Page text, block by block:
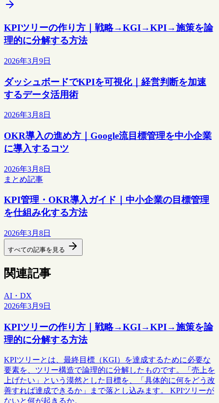
KPIツリーの作り方｜戦略→KGI→KPI→施策を論
理的に分解する方法
2026年3月9日
ダッシュボードでKPIを可視化｜経営判断を加速
するデータ活用術
2026年3月8日
OKR導入の進め方｜Google流目標管理を中小企業
に導入するコツ
2026年3月8日
まとめ記事
KPI管理・OKR導入ガイド｜中小企業の目標管理
を仕組み化する方法
2026年3月8日
すべての記事を見る
関連記事
AI・DX
2026年3月9日
KPIツリーの作り方｜戦略→KGI→KPI→施策を論
理的に分解する方法
KPIツリーとは、最終目標（KGI）を達成するために必要な
要素を、ツリー構造で論理的に分解したものです。「売上を
上げたい」という漠然とした目標を、「具体的に何をどう改
善すれば達成できるか」まで落とし込みます。 KPIツリーが
ないと何が起きるか。